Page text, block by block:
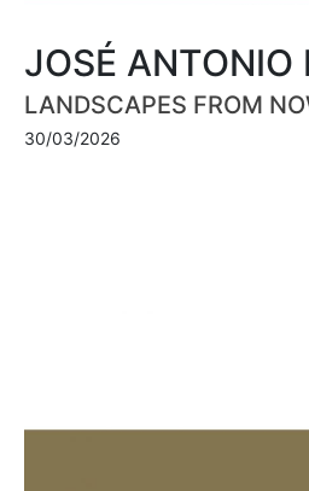
JOSÉ ANTONIO
LANDSCAPES FROM
30/03/2026